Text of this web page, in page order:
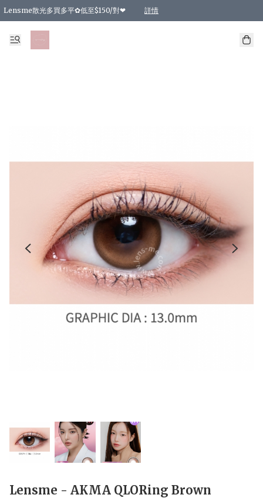
Lensme散光多買多平✿低至$150/對❤ 詳情
台灣Karacon⁩✧日拋 特價清貨❁⃘
日本韓國多款日/月拋現貨☼ 特價❤︎數量有限 售完即止
🇰🇷韓國多款月拋現貨 特價兩對$99✿數量有限 售完即止♫
精選商品，任選買2件或以上9 折；買4件或以上85 折；買6件或以上8 折
精選商品，任選買2件HKD 140.00；買4件HKD 260.00
精選商品，任選買2件HKD 190.00；買4件HKD 360.00
精選商品，任選買2件HKD 110.00；買4件HKD 180.00
精選商品，任選買2件HKD 170.00；買4件HKD 320.00
精選商品，任選買2件或以上減HKD 148.00
精選商品，任選買2件或以上減HKD 148.00
精選商品，任選買2件或以上95 折；買4件或以上9 折；買6件或以上85 折；買8件
精選商品，任選買12件或以上87 折
精選商品，任選買2件或以上減HKD 16.00；買4件或以上減HKD 32.00；買6
精選商品，任選買2件或以上95 折；買4件或以上9 折；買8件或以上85 折；買12
購物滿 HKD 800.00即享免運費優惠！（適用於 特定的送貨方式 )
Lensme - AKMA QLORing Brown